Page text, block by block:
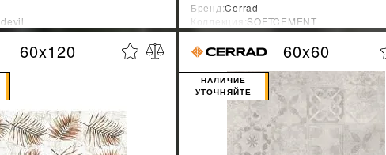
Испания
УЗНАТЬ СВОЮ СКИДКУ %
Бренд:Cerrad
Коллекция:SOFTCEMENT
Страна-производитель:Польша
УЗНАТЬ СВОЮ СКИДКУ
60x120 60x60
НАЛИЧИЕ
УТОЧНЯЙТЕ